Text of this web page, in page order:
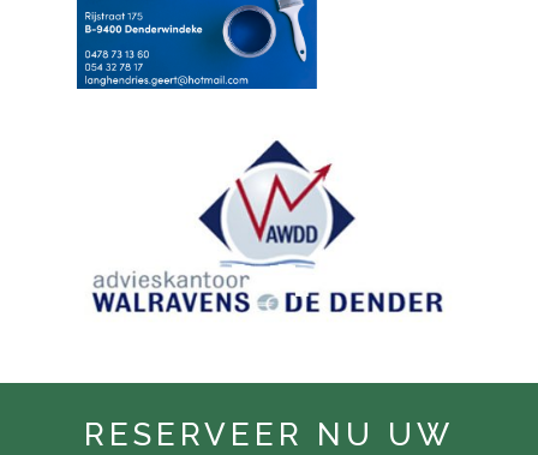
RESERVEER NU UW